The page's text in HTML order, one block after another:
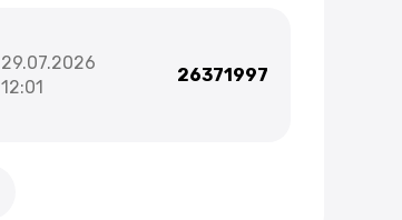
29.07.2026
12:01
26371997